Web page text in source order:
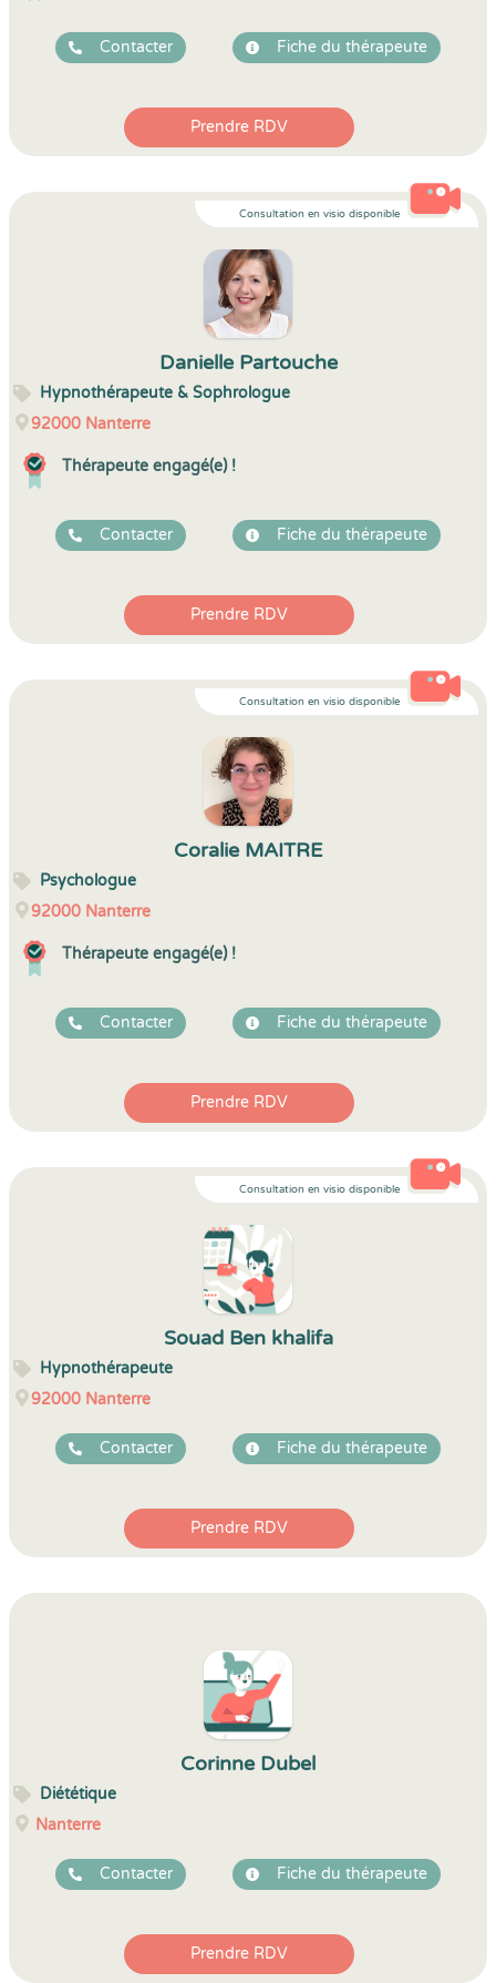
Contacter Fiche du thérapeute
Prendre RDV
Consultation en visio disponible
Danielle Partouche
Hypnothérapeute & Sophrologue
92000 Nanterre
Thérapeute engagé(e) !
Contacter Fiche du thérapeute
Prendre RDV
Consultation en visio disponible
Coralie MAITRE
Psychologue
92000 Nanterre
Thérapeute engagé(e) !
Contacter Fiche du thérapeute
Prendre RDV
Consultation en visio disponible
Souad Ben khalifa
Hypnothérapeute
92000 Nanterre
Contacter Fiche du thérapeute
Prendre RDV
Corinne Dubel
Diététique
Nanterre
Contacter Fiche du thérapeute
Prendre RDV